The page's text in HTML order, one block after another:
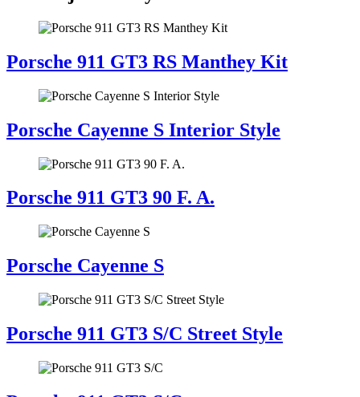
Porsche 911 GT3 RS Manthey Kit
Porsche Cayenne S Interior Style
Porsche 911 GT3 90 F. A.
Porsche Cayenne S
Porsche 911 GT3 S/C Street Style